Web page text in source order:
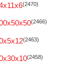
(2470)
(2466)
(2463)
(2458)